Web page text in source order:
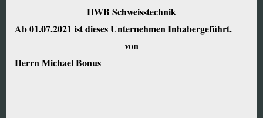
HWB Schweisstechnik
Ab 01.07.2021 ist dieses Unternehmen Inhabergeführt.
von
Herrn Michael Bonus